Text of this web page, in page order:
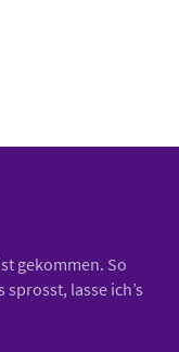
gekommen. So
lasse ich’s